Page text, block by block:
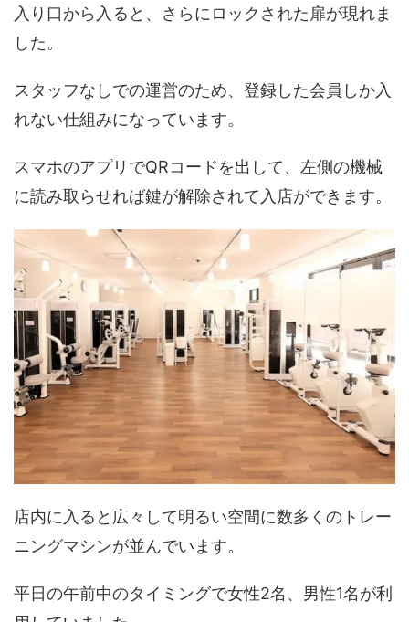
入り口から入ると、さらにロックされた扉が現れま
した。
スタッフなしでの運営のため、登録した会員しか入
れない仕組みになっています。
スマホのアプリでQRコードを出して、左側の機械
に読み取らせれば鍵が解除されて入店ができます。
店内に入ると広々して明るい空間に数多くのトレー
ニングマシンが並んでいます。
平日の午前中のタイミングで女性2名、男性1名が利